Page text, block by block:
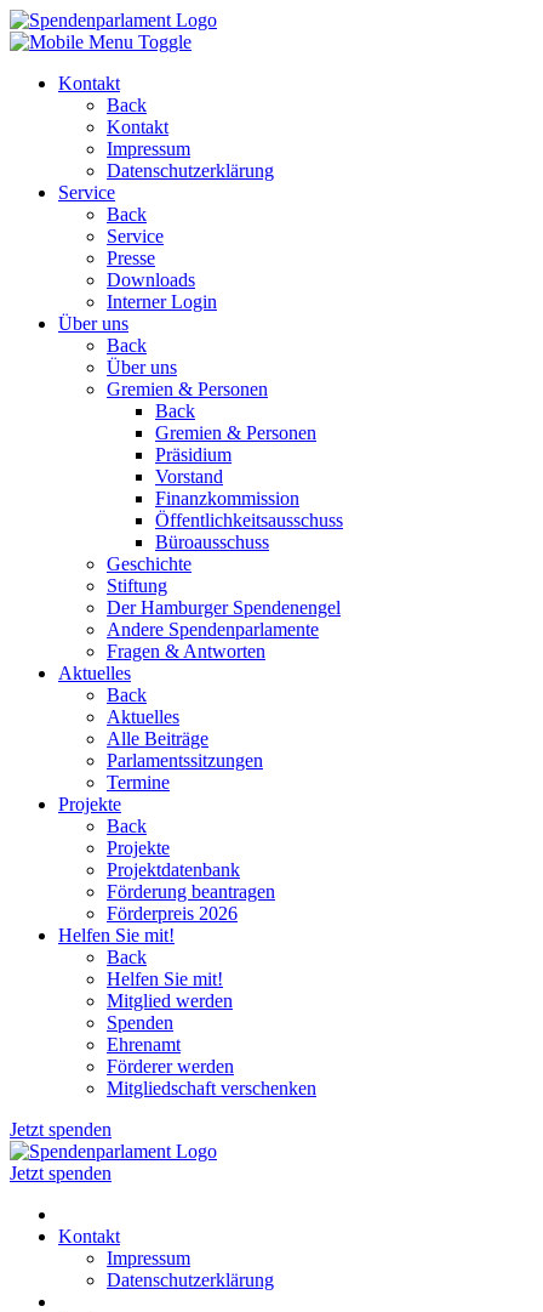
Kontakt
Back
Kontakt
Impressum
Datenschutzerklärung
Service
Back
Service
Presse
Downloads
Interner Login
Über uns
Back
Über uns
Gremien & Personen
Back
Gremien & Personen
Präsidium
Vorstand
Finanzkommission
Öffentlichkeitsausschuss
Büroausschuss
Geschichte
Stiftung
Der Hamburger Spendenengel
Andere Spendenparlamente
Fragen & Antworten
Aktuelles
Back
Aktuelles
Alle Beiträge
Parlamentssitzungen
Termine
Projekte
Back
Projekte
Projektdatenbank
Förderung beantragen
Förderpreis 2026
Helfen Sie mit!
Back
Helfen Sie mit!
Mitglied werden
Spenden
Ehrenamt
Förderer werden
Mitgliedschaft verschenken
Jetzt spenden
Jetzt spenden
Kontakt
Impressum
Datenschutzerklärung